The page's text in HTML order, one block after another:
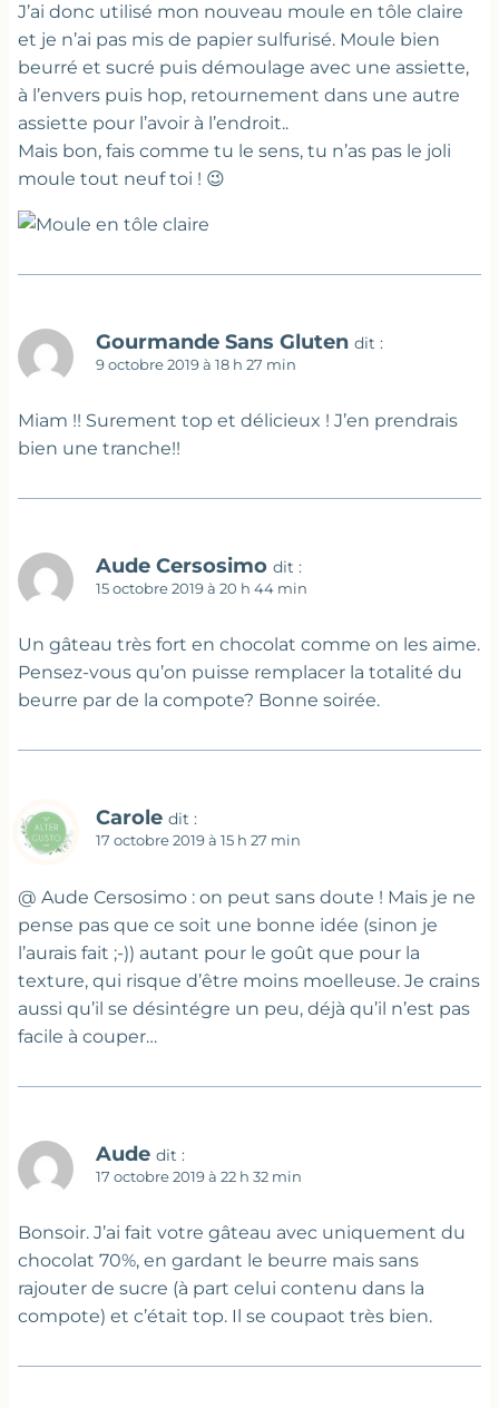
J’ai donc utilisé mon nouveau moule en tôle claire
et je n’ai pas mis de papier sulfurisé. Moule bien
beurré et sucré puis démoulage avec une assiette,
à l’envers puis hop, retournement dans une autre
assiette pour l’avoir à l’endroit..
Mais bon, fais comme tu le sens, tu n’as pas le joli
moule tout neuf toi ! 😉
Gourmande Sans Gluten dit :
9 octobre 2019 à 18 h 27 min
Miam !! Surement top et délicieux ! J’en prendrais
bien une tranche!!
Aude Cersosimo dit :
15 octobre 2019 à 20 h 44 min
Un gâteau très fort en chocolat comme on les aime.
Pensez-vous qu’on puisse remplacer la totalité du
beurre par de la compote? Bonne soirée.
Carole dit :
17 octobre 2019 à 15 h 27 min
@ Aude Cersosimo : on peut sans doute ! Mais je ne
pense pas que ce soit une bonne idée (sinon je
l’aurais fait ;-)) autant pour le goût que pour la
texture, qui risque d’être moins moelleuse. Je crains
aussi qu’il se désintégre un peu, déjà qu’il n’est pas
facile à couper…
Aude dit :
17 octobre 2019 à 22 h 32 min
Bonsoir. J’ai fait votre gâteau avec uniquement du
chocolat 70%, en gardant le beurre mais sans
rajouter de sucre (à part celui contenu dans la
compote) et c’était top. Il se coupaot très bien.